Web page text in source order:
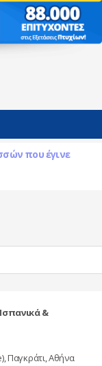
που έγινε
&
Παγκράτι, Αθήνα